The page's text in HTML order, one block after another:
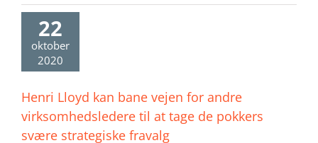
22
oktober
2020
Henri Lloyd kan bane vejen for andre
virksomhedsledere til at tage de pokkers
svære strategiske fravalg